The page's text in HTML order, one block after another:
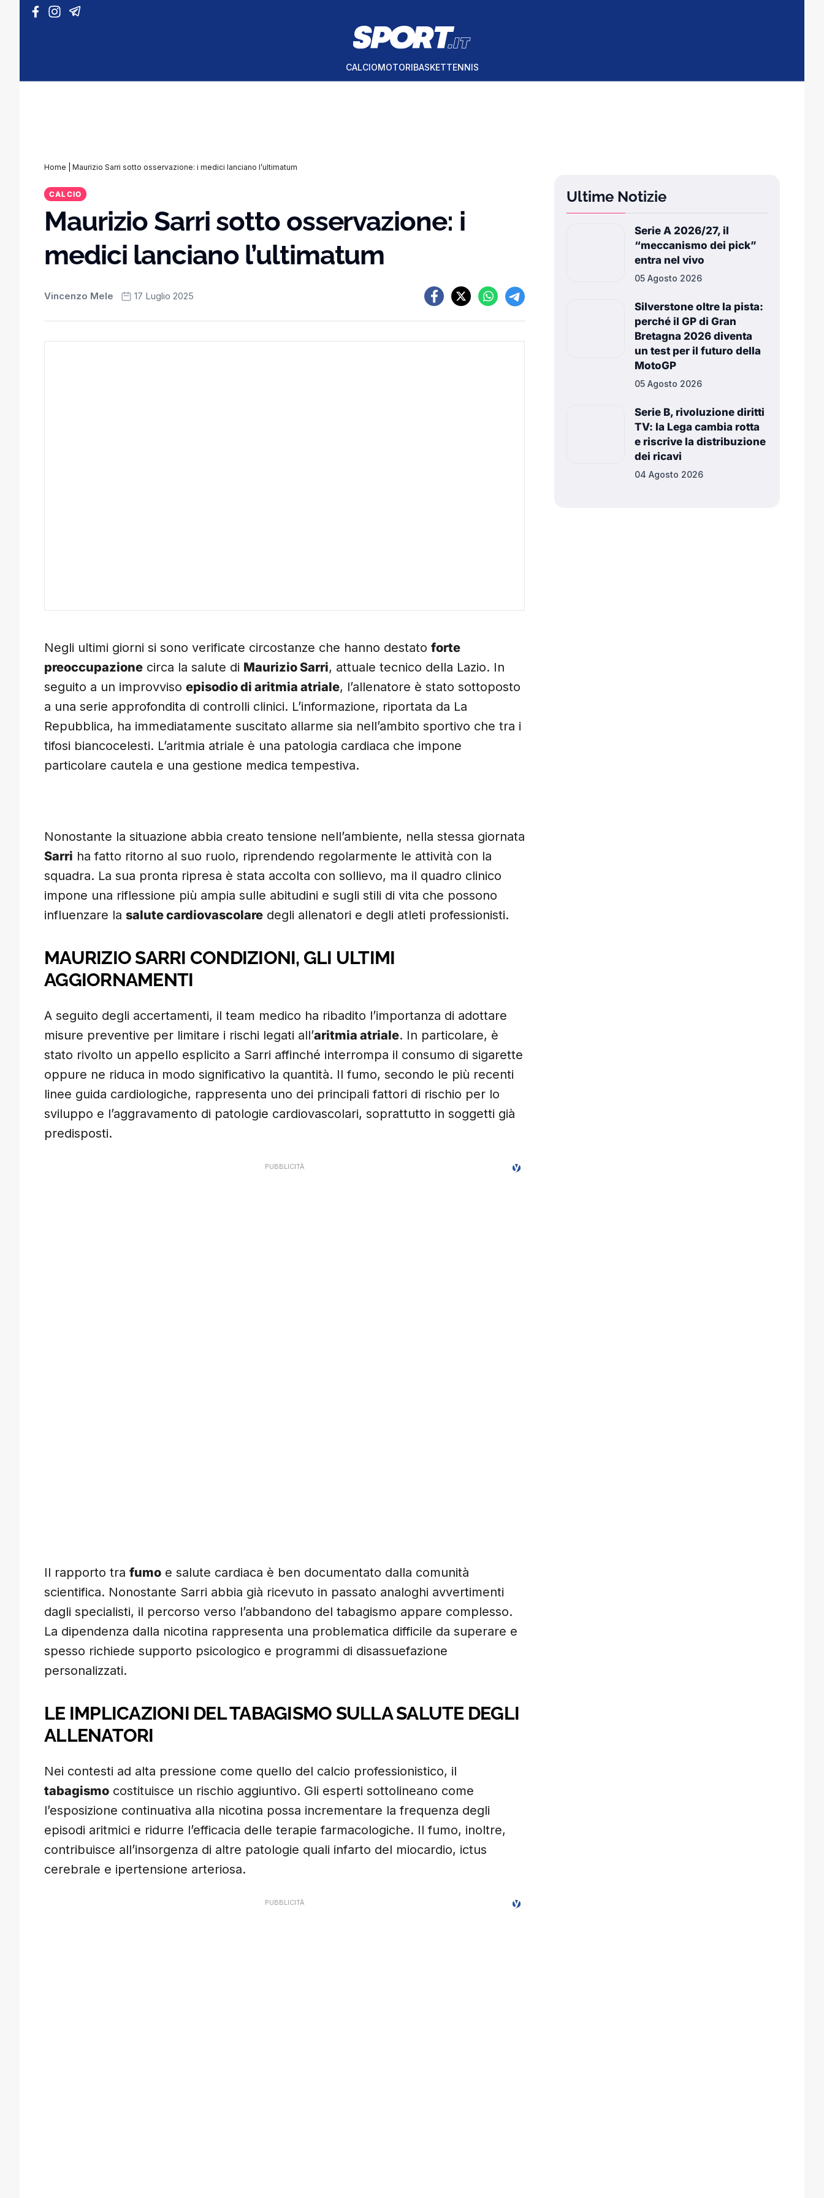
Vai al contenuto
CALCIOMOTORIBASKETTENNIS
Home Maurizio Sarri sotto osservazione: i medici lanciano l’ultimatum
CALCIO
Maurizio Sarri sotto osservazione: i
medici lanciano l’ultimatum
Vincenzo Mele 17 Luglio 2025
Negli ultimi giorni si sono verificate circostanze che hanno destato forte
preoccupazione circa la salute di Maurizio Sarri, attuale tecnico della Lazio. In
seguito a un improvviso episodio di aritmia atriale, l’allenatore è stato sottoposto
a una serie approfondita di controlli clinici. L’informazione, riportata da La
Repubblica, ha immediatamente suscitato allarme sia nell’ambito sportivo che tra i
tifosi biancocelesti. L’aritmia atriale è una patologia cardiaca che impone
particolare cautela e una gestione medica tempestiva.
Nonostante la situazione abbia creato tensione nell’ambiente, nella stessa giornata
Sarri ha fatto ritorno al suo ruolo, riprendendo regolarmente le attività con la
squadra. La sua pronta ripresa è stata accolta con sollievo, ma il quadro clinico
impone una riflessione più ampia sulle abitudini e sugli stili di vita che possono
influenzare la salute cardiovascolare degli allenatori e degli atleti professionisti.
MAURIZIO SARRI CONDIZIONI, GLI ULTIMI
AGGIORNAMENTI
A seguito degli accertamenti, il team medico ha ribadito l’importanza di adottare
misure preventive per limitare i rischi legati all’aritmia atriale. In particolare, è
stato rivolto un appello esplicito a Sarri affinché interrompa il consumo di sigarette
oppure ne riduca in modo significativo la quantità. Il fumo, secondo le più recenti
linee guida cardiologiche, rappresenta uno dei principali fattori di rischio per lo
sviluppo e l’aggravamento di patologie cardiovascolari, soprattutto in soggetti già
predisposti.
Il rapporto tra fumo e salute cardiaca è ben documentato dalla comunità
scientifica. Nonostante Sarri abbia già ricevuto in passato analoghi avvertimenti
dagli specialisti, il percorso verso l’abbandono del tabagismo appare complesso.
La dipendenza dalla nicotina rappresenta una problematica difficile da superare e
spesso richiede supporto psicologico e programmi di disassuefazione
personalizzati.
LE IMPLICAZIONI DEL TABAGISMO SULLA SALUTE DEGLI
ALLENATORI
Nei contesti ad alta pressione come quello del calcio professionistico, il
tabagismo costituisce un rischio aggiuntivo. Gli esperti sottolineano come
l’esposizione continuativa alla nicotina possa incrementare la frequenza degli
episodi aritmici e ridurre l’efficacia delle terapie farmacologiche. Il fumo, inoltre,
contribuisce all’insorgenza di altre patologie quali infarto del miocardio, ictus
cerebrale e ipertensione arteriosa.
Ultime Notizie
Serie A 2026/27, il
“meccanismo dei pick”
entra nel vivo
05 Agosto 2026
Silverstone oltre la pista:
perché il GP di Gran
Bretagna 2026 diventa
un test per il futuro della
MotoGP
05 Agosto 2026
Serie B, rivoluzione diritti
TV: la Lega cambia rotta
e riscrive la distribuzione
dei ricavi
04 Agosto 2026